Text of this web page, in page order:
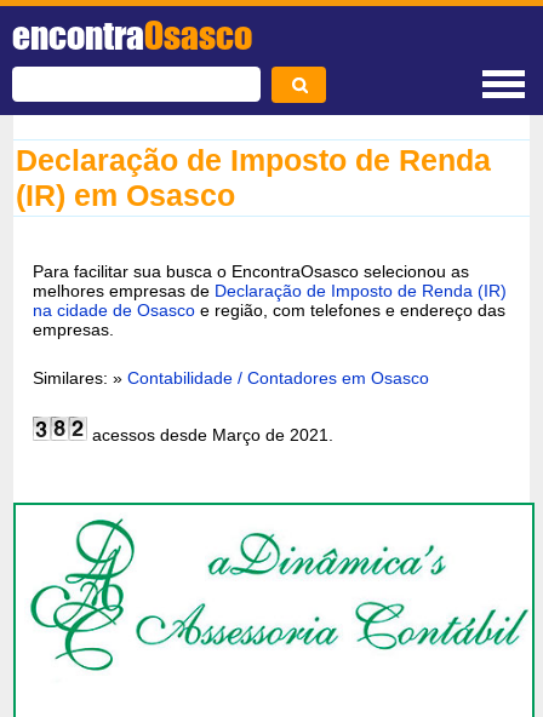
encontraOsasco
Declaração de Imposto de Renda
(IR) em Osasco
Para facilitar sua busca o EncontraOsasco selecionou as
melhores empresas de Declaração de Imposto de Renda (IR)
na cidade de Osasco e região, com telefones e endereço das
empresas.
Similares: »Contabilidade / Contadores em Osasco
acessos desde Março de 2021.